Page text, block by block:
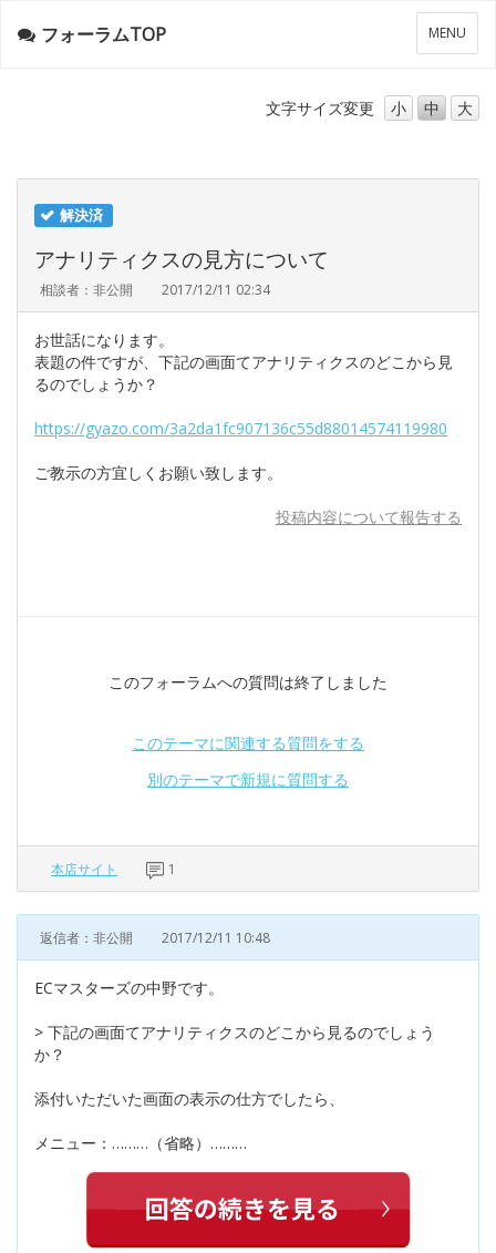
メ
ニ
ー
MENU
フォーラムTOP
文字サイズ変更 小 中 大
解決済
アナリティクスの見方について
相談者：非公開 2017/12/11 02:34
お世話になります。
表題の件ですが、下記の画面てアナリティクスのどこから見
るのでしょうか？
https://gyazo.com/3a2da1fc907136c55d88014574119980
ご教示の方宜しくお願い致します。
投稿内容について報告する
このフォーラムへの質問は終了しました
このテーマに関連する質問をする
別のテーマで新規に質問する
本店サイト 1
返信者：非公開 2017/12/11 10:48
ECマスターズの中野です。
> 下記の画面てアナリティクスのどこから見るのでしょう
か？
添付いただいた画面の表示の仕方でしたら、
メニュー：………（省略）………